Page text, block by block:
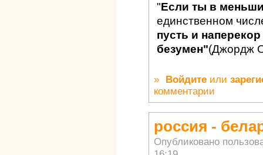
"Если ты в
единственном
пусть и
безумен"(Джордж
» Войдите или
комментарии
россия -
Опубликовано